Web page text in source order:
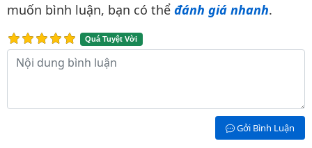
muốn bình luận, bạn có thể đánh giá nhanh.
Quá Tuyệt Vời
Nội dung bình luận
Gởi Bình Luận